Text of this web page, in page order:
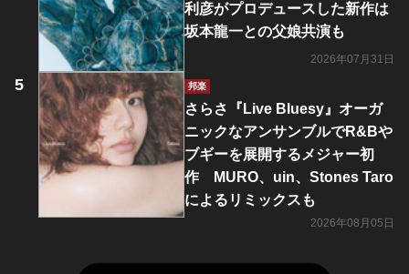
利彦がプロデュースした新作は
坂本龍一との父娘共演も
2026年07月31日
邦楽
さらさ『Live Bluesy』オーガ
ニックなアンサンブルでR&Bや
ブギーを展開するメジャー初
作 MURO、uin、Stones Taro
によるリミックスも
2026年08月05日